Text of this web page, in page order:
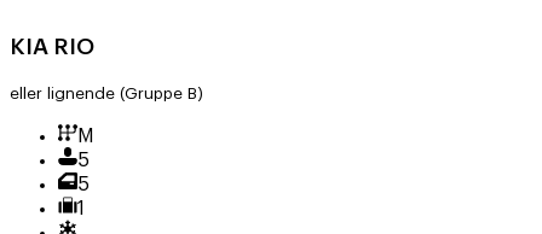
KIA RIO
eller lignende (Gruppe B)
M
5
5
1